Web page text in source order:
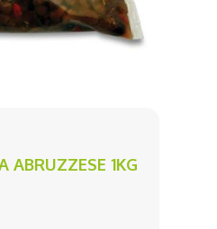
ABRUZZESE 1KG